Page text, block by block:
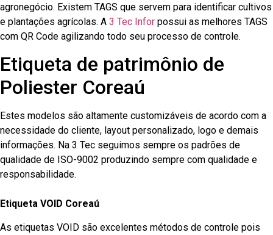
agronegócio. Existem TAGS que servem para identificar cultivos
e plantações agrícolas. A 3 Tec Infor possui as melhores TAGS
com QR Code agilizando todo seu processo de controle.
Etiqueta de patrimônio de
Poliester Coreaú
Estes modelos são altamente customizáveis de acordo com a
necessidade do cliente, layout personalizado, logo e demais
informações. Na 3 Tec seguimos sempre os padrões de
qualidade de ISO-9002 produzindo sempre com qualidade e
responsabilidade.
Etiqueta VOID Coreaú
As etiquetas VOID são excelentes métodos de controle pois